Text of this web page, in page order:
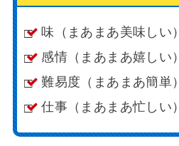
味（まあまあ美味しい）
感情（まあまあ嬉しい）
難易度（まあまあ簡単）
仕事（まあまあ忙しい）